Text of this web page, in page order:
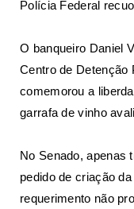
Polícia Federal
O banqueiro Daniel
Centro de Detenção
comemorou a
garrafa de vinho
No Senado, apenas
pedido de criação
requerimento não